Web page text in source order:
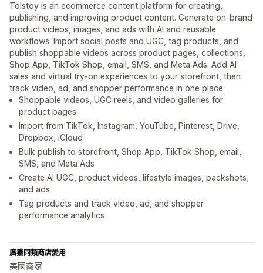
Tolstoy is an ecommerce content platform for creating,
publishing, and improving product content. Generate on-brand
product videos, images, and ads with AI and reusable
workflows. Import social posts and UGC, tag products, and
publish shoppable videos across product pages, collections,
Shop App, TikTok Shop, email, SMS, and Meta Ads. Add AI
sales and virtual try-on experiences to your storefront, then
track video, ad, and shopper performance in one place.
Shoppable videos, UGC reels, and video galleries for
product pages
Import from TikTok, Instagram, YouTube, Pinterest, Drive,
Dropbox, iCloud
Bulk publish to storefront, Shop App, TikTok Shop, email,
SMS, and Meta Ads
Create AI UGC, product videos, lifestyle images, packshots,
and ads
Tag products and track video, ad, and shopper
performance analytics
廣獲同類商店愛用
美國商家